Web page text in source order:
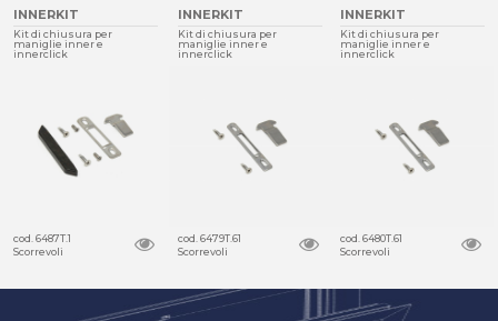
INNERKIT
Kit di chiusura per
maniglie inner e
innerclick
cod. 6479T.61
Scorrevoli
INNERKIT
Kit di chiusura per
maniglie inner e
innerclick
cod. 6480T.61
Scorrevoli
INNERKIT
Kit di chiusura per
maniglie inner e
innerclick
cod. 6479T.7
Scorrevoli